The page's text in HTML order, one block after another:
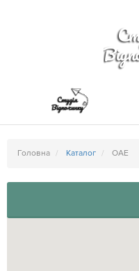
Головна Каталог ОАЕ